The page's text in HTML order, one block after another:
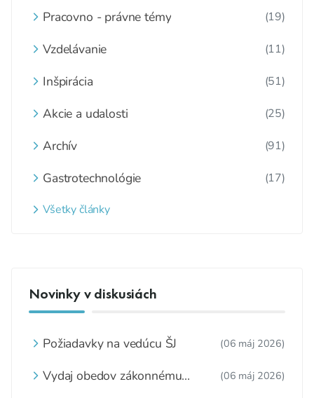
Pracovno - právne témy (19)
Vzdelávanie (11)
Inšpirácia (51)
Akcie a udalosti (25)
Archív (91)
Gastrotechnológie (17)
Všetky články
Novinky v diskusiách
Požiadavky na vedúcu ŠJ (06 máj 2026)
Vydaj obedov zákonnému
(06 máj 2026)